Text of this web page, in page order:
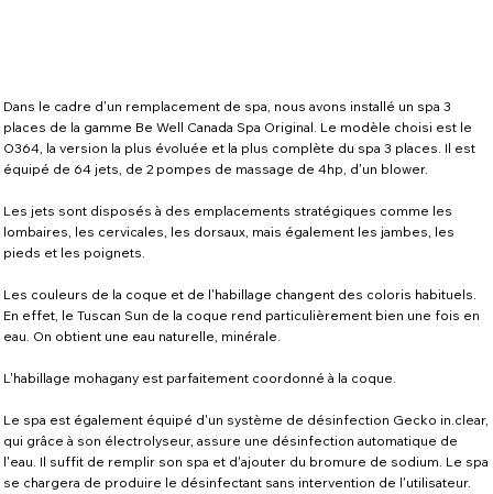
Dans le cadre d'un remplacement de spa, nous avons installé un spa 3
places de la gamme Be Well Canada Spa Original. Le modèle choisi est le
O364, la version la plus évoluée et la plus complète du spa 3 places. Il est
équipé de 64 jets, de 2 pompes de massage de 4hp, d'un blower.
Les jets sont disposés à des emplacements stratégiques comme les
lombaires, les cervicales, les dorsaux, mais également les jambes, les
pieds et les poignets.
Les couleurs de la coque et de l'habillage changent des coloris habituels.
En effet, le Tuscan Sun de la coque rend particulièrement bien une fois en
eau. On obtient une eau naturelle, minérale.
L'habillage mohagany est parfaitement coordonné à la coque.
Le spa est également équipé d'un système de désinfection Gecko in.clear,
qui grâce à son électrolyseur, assure une désinfection automatique de
l'eau. Il suffit de remplir son spa et d'ajouter du bromure de sodium. Le spa
se chargera de produire le désinfectant sans intervention de l'utilisateur.